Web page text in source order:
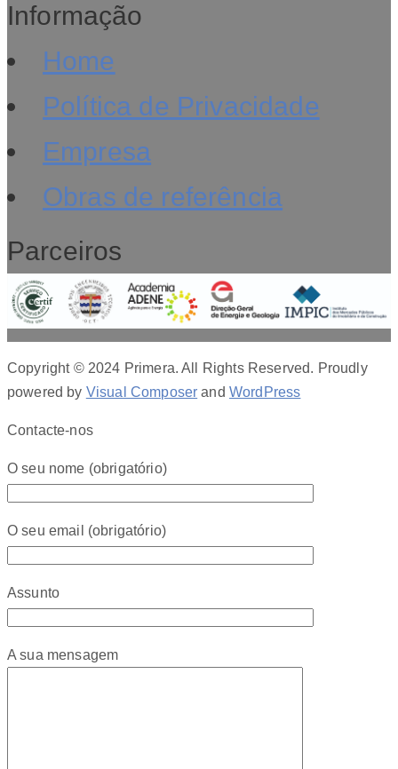
Informação
Home
Política de Privacidade
Empresa
Obras de referência
Parceiros
Copyright © 2024 Primera. All Rights Reserved. Proudly
powered by Visual Composer and WordPress
Contacte-nos
O seu nome (obrigatório)
O seu email (obrigatório)
Assunto
A sua mensagem